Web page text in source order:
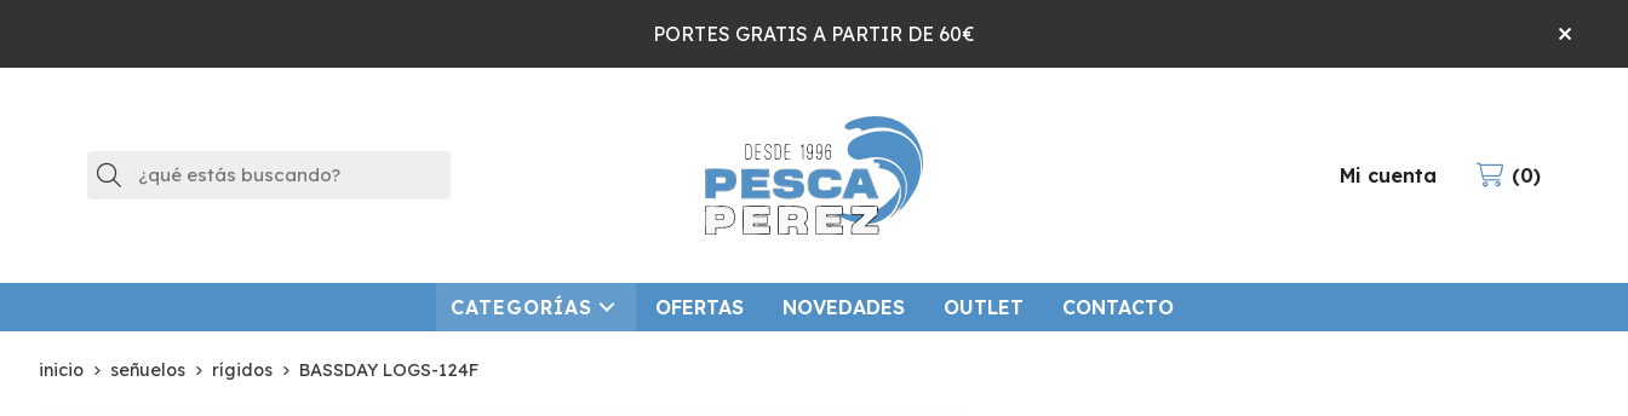
PORTES GRATIS A PARTIR DE 60€
Buscar Mi cuenta 0
CATEGORÍAS OFERTAS NOVEDADES OUTLET CONTACTO
inicio señuelos rígidos BASSDAY LOGS-124F